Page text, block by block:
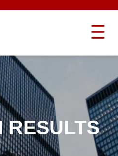
RESULTS